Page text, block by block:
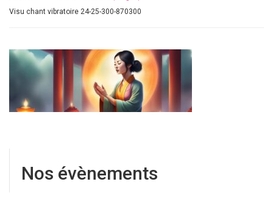
Visu chant vibratoire 24-25-300-870300
Nos évènements